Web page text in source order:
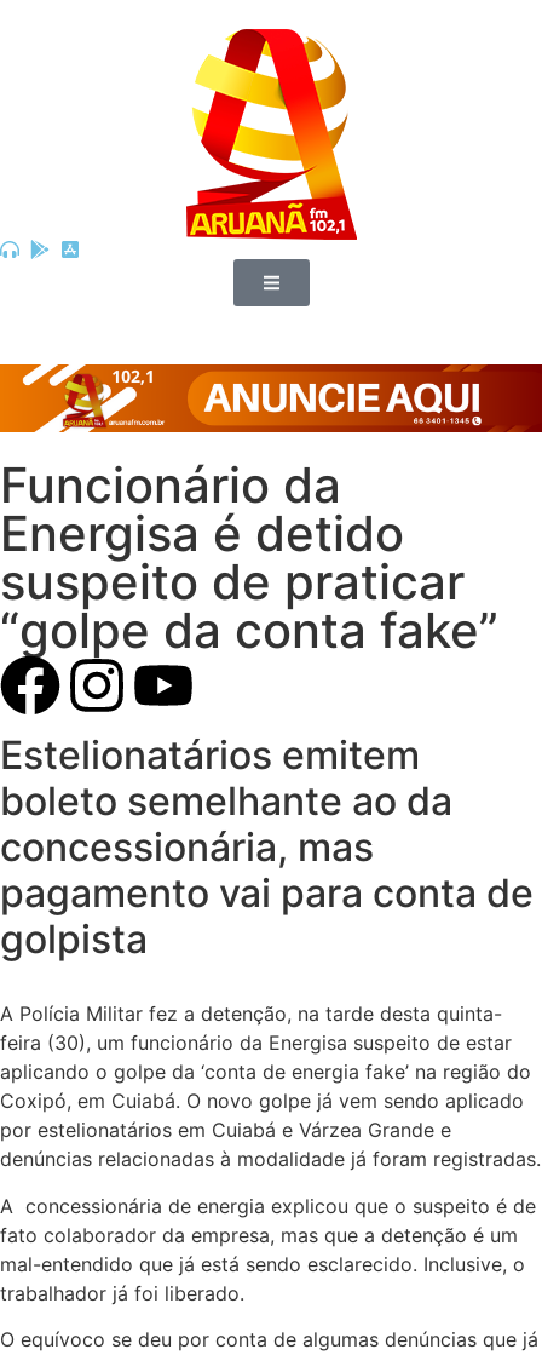
Funcionário da
Energisa é detido
suspeito de praticar
“golpe da conta fake”
Estelionatários emitem
boleto semelhante ao da
concessionária, mas
pagamento vai para conta de
golpista
A Polícia Militar fez a detenção, na tarde desta quinta-
feira (30), um funcionário da Energisa suspeito de estar
aplicando o golpe da ‘conta de energia fake’ na região do
Coxipó, em Cuiabá. O novo golpe já vem sendo aplicado
por estelionatários em Cuiabá e Várzea Grande e
denúncias relacionadas à modalidade já foram registradas.
A concessionária de energia explicou que o suspeito é de
fato colaborador da empresa, mas que a detenção é um
mal-entendido que já está sendo esclarecido. Inclusive, o
trabalhador já foi liberado.
O equívoco se deu por conta de algumas denúncias que já